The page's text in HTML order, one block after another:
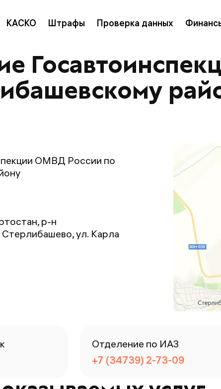
КАСКО Штрафы Проверка данных
ОМВД России по
р-н
ул. Карла
Отделение по ИАЗ
+7 (34739) 2-73-09